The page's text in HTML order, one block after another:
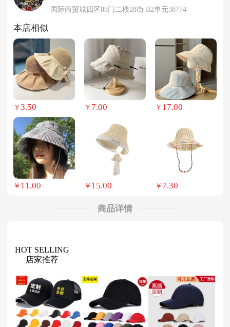
国际商贸城四区88门二楼28街 B2单元38774
本店相似
￥3.50 ￥ 7.00 ￥ 17.00
￥ 11.00 ￥ 15.00 ￥ 7.30
商品详情
HOT SELLING
店家推荐